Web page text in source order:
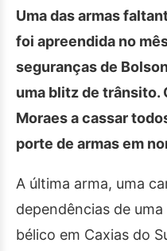
Uma das armas
foi apreendida no
seguranças de
uma blitz de trânsito.
Moraes a cassar
porte de armas em
A última arma, uma
dependências de
bélico em Caxias do